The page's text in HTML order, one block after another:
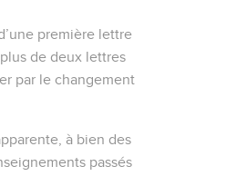
première lettre
de deux lettres
par le changement
à bien des
passés